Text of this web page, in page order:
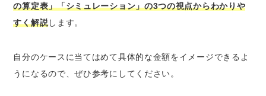
法的な手続きへ
1.まずは夫婦で話し合う
立てる
3.調停でも合意できなければ審判へ移行する
の算定表」「シミュレーション」の3つの視点からわかりや
すく解説します。
自分のケースに当てはめて具体的な金額をイメージできるよ
うになるので、ぜひ参考にしてください。